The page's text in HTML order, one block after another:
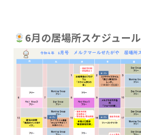
6月の居場所スケジュール